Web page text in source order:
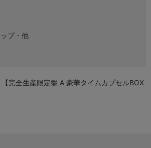
プ・他
完全生産限定盤 A 豪華タイムカプセルBOX